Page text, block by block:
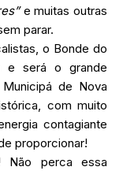
e muitas outras
parar.
o Bonde do
e será o grande
de Nova
com muito
contagiante
proporcionar!
perca essa